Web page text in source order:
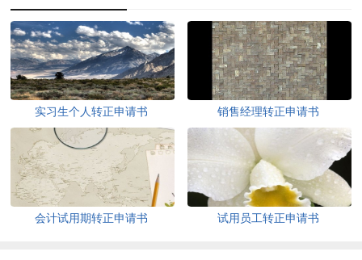
实习生个人转正申请书 销售经理转正申请书
会计试用期转正申请书 试用员工转正申请书